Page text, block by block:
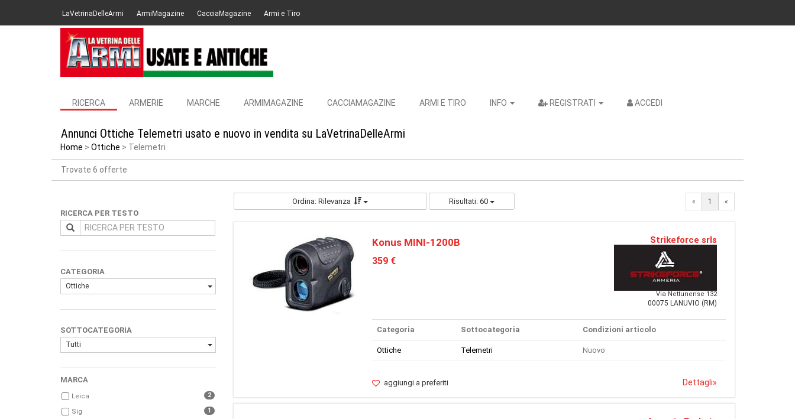
LaVetrinaDelleArmi ArmiMagazine CacciaMagazine Armi e Tiro
RICERCA ARMERIE MARCHE ARMIMAGAZINE CACCIAMAGAZINE ARMI E TIRO INFO REGISTRATI ACCEDI
Annunci Ottiche Telemetri usato e nuovo in vendita su LaVetrinaDelleArmi
Home Ottiche Telemetri
Trovate 6 offerte
RICERCA PER TESTO
CATEGORIA
Ottiche
SOTTOCATEGORIA
Tutti
MARCA
Leica 2
Sig 1
Ordina: Rilevanza Risultati: 60 « 1 «
Konus MINI-1200B
359 €
Strikeforce srls
Via Nettunense 132
00075 LANUVIO (RM)
Categoria Sottocategoria Condizioni articolo
Ottiche Telemetri Nuovo
aggiungi a preferiti Dettagli»